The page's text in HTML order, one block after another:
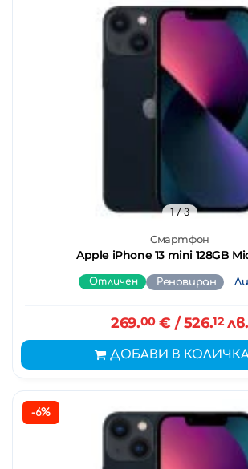
Смартфон
Apple iPhone 13 mini 128GB
1/ 3
Отличен Реновиран
269.00€ / 526.12лв.
ДОБАВИ В
-6%